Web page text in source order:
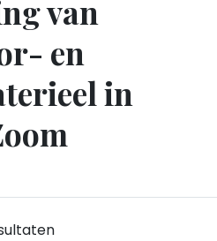
van
en
in